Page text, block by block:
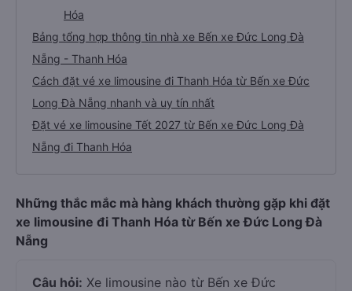
Hóa
Bảng tổng hợp thông tin nhà xe Bến xe Đức Long Đà
Nẵng - Thanh Hóa
Cách đặt vé xe limousine đi Thanh Hóa từ Bến xe Đức
Long Đà Nẵng nhanh và uy tín nhất
Đặt vé xe limousine Tết 2027 từ Bến xe Đức Long Đà
Nẵng đi Thanh Hóa
Những thắc mắc mà hàng khách thường gặp khi đặt
xe limousine đi Thanh Hóa từ Bến xe Đức Long Đà
Nẵng
Câu hỏi: Xe limousine nào từ Bến xe Đức